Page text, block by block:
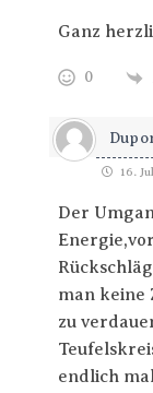
Ganz
0
16.
Der
man keine
zu
endlich